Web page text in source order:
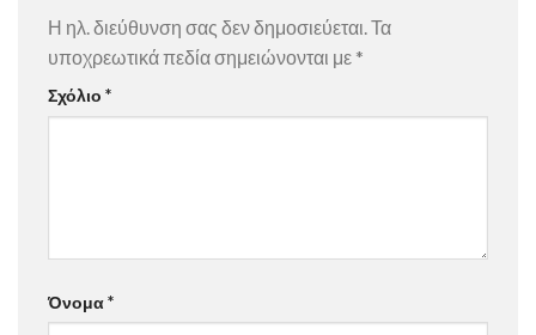
Η ηλ. διεύθυνση σας δεν δημοσιεύεται.Τα
υποχρεωτικά πεδία σημειώνονται με *
Σχόλιο *
Όνομα*